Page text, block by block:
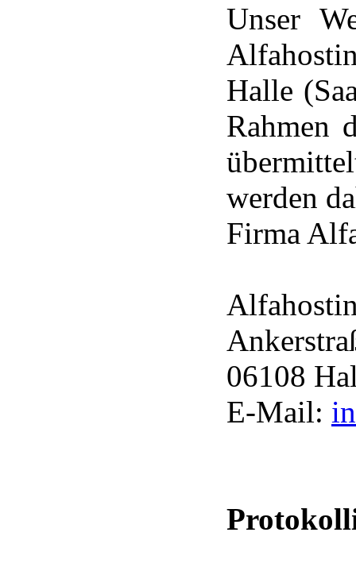
Unser
Halle
Rahmen
werden
Firma
06108
E-Mail: